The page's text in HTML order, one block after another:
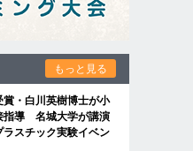
もっと見る
賞・白川英樹博士が小
指導 名城大学が講演
ラスチック実験イベン